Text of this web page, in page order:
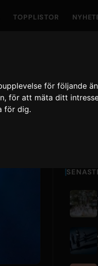
för följande
,för att mäta ditt
för dig.
TOPPLISTOR